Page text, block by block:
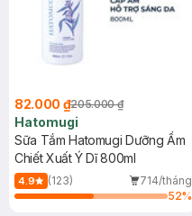
82.000 ₫205.000 ₫
Hatomugi
Sữa Tắm Hatomugi Dưỡng Ẩm
Chiết Xuất Ý Dĩ 800ml
4.9 (123)
714/tháng
52%